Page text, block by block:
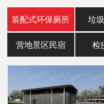
装配式环保厕所 垃
营地景区民宿 检